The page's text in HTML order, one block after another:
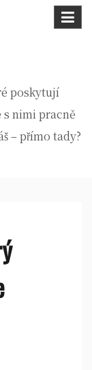
poskytují
s nimi pracně
– přímo tady?